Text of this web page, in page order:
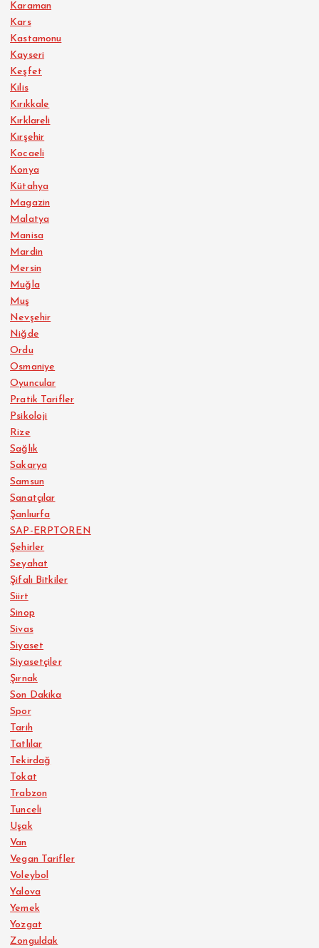
Karaman
Kars
Kastamonu
Kayseri
Keşfet
Kilis
Kırıkkale
Kırklareli
Kırşehir
Kocaeli
Konya
Kütahya
Magazin
Malatya
Manisa
Mardin
Mersin
Muğla
Muş
Nevşehir
Niğde
Ordu
Osmaniye
Oyuncular
Pratik Tarifler
Psikoloji
Rize
Sağlık
Sakarya
Samsun
Sanatçılar
Şanlıurfa
SAP-ERPTOREN
Şehirler
Seyahat
Şifalı Bitkiler
Siirt
Sinop
Sivas
Siyaset
Siyasetçiler
Şırnak
Son Dakika
Spor
Tarih
Tatlılar
Tekirdağ
Tokat
Trabzon
Tunceli
Uşak
Van
Vegan Tarifler
Voleybol
Yalova
Yemek
Yozgat
Zonguldak